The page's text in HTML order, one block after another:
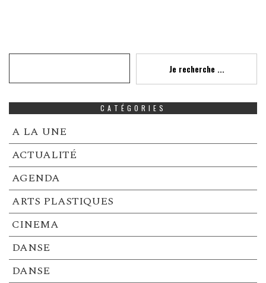
Je recherche ...
CATÉGORIES
A LA UNE
ACTUALITÉ
AGENDA
ARTS PLASTIQUES
CINEMA
DANSE
DANSE